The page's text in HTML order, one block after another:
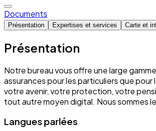
Documents
Présentation Expertises et services Carte et
Présentation
Notre bureau vous offre une large
assurances pour les particuliers que
votre avenir, votre protection, votre
tout autre moyen digital. Nous sommes
Langues parlées